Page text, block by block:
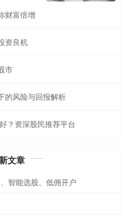
财富倍增
资良机
市
的风险与回报解析
？资深股民推荐平台
文章
智能选股、低佣开户